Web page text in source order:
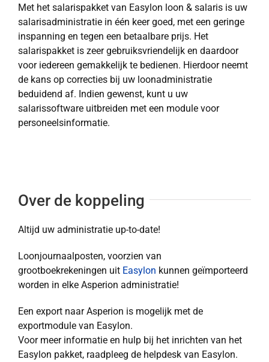
Met het salarispakket van Easylon loon & salaris is uw
salarisadministratie in één keer goed, met een geringe
inspanning en tegen een betaalbare prijs. Het
salarispakket is zeer gebruiksvriendelijk en daardoor
voor iedereen gemakkelijk te bedienen. Hierdoor neemt
de kans op correcties bij uw loonadministratie
beduidend af. Indien gewenst, kunt u uw
salarissoftware uitbreiden met een module voor
personeelsinformatie.
Over de koppeling
Altijd uw administratie up-to-date!
Loonjournaalposten, voorzien van
grootboekrekeningen uit Easylon kunnen geïmporteerd
worden in elke Asperion administratie!
Een export naar Asperion is mogelijk met de
exportmodule van Easylon.
Voor meer informatie en hulp bij het inrichten van het
Easylon pakket, raadpleeg de helpdesk van Easylon.